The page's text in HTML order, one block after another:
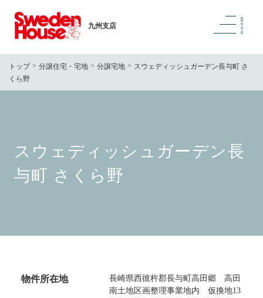
九州支店
トップ 分譲住宅・宅地 分譲宅地
スウェディッシュガーデン長与町 さ
くら野
スウェディッシュガーデン長
与町 さくら野
物件所在地
長崎県西彼杵郡長与町高田郷 高田
南土地区画整理事業地内 仮換地13